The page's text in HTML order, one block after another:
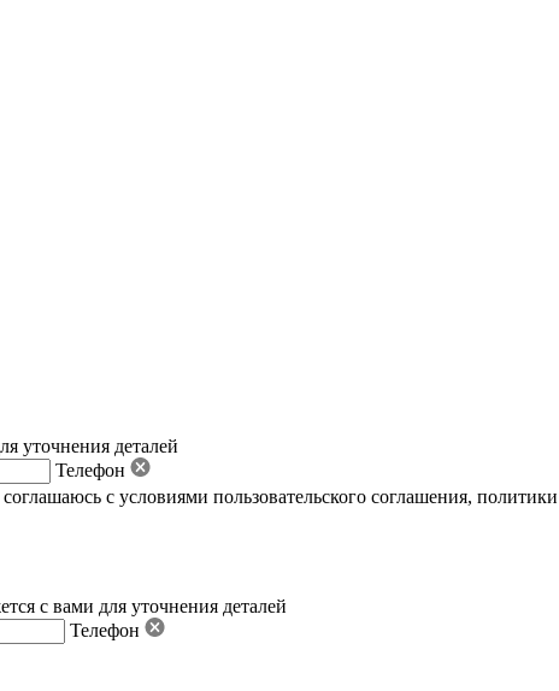
уточнения деталей
Телефон
соглашаюсь с условиями пользовательского соглашения,
с вами для уточнения деталей
Телефон